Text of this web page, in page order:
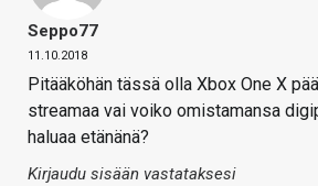
Seppo77
11.10.2018
Pitääköhän tässä olla Xbox One X
streamaa vai voiko omistamansa
haluaa etänänä?
Kirjaudu sisään vastataksesi